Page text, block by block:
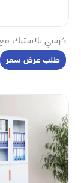
كرسي بلاستيك
طلب عرض سعر